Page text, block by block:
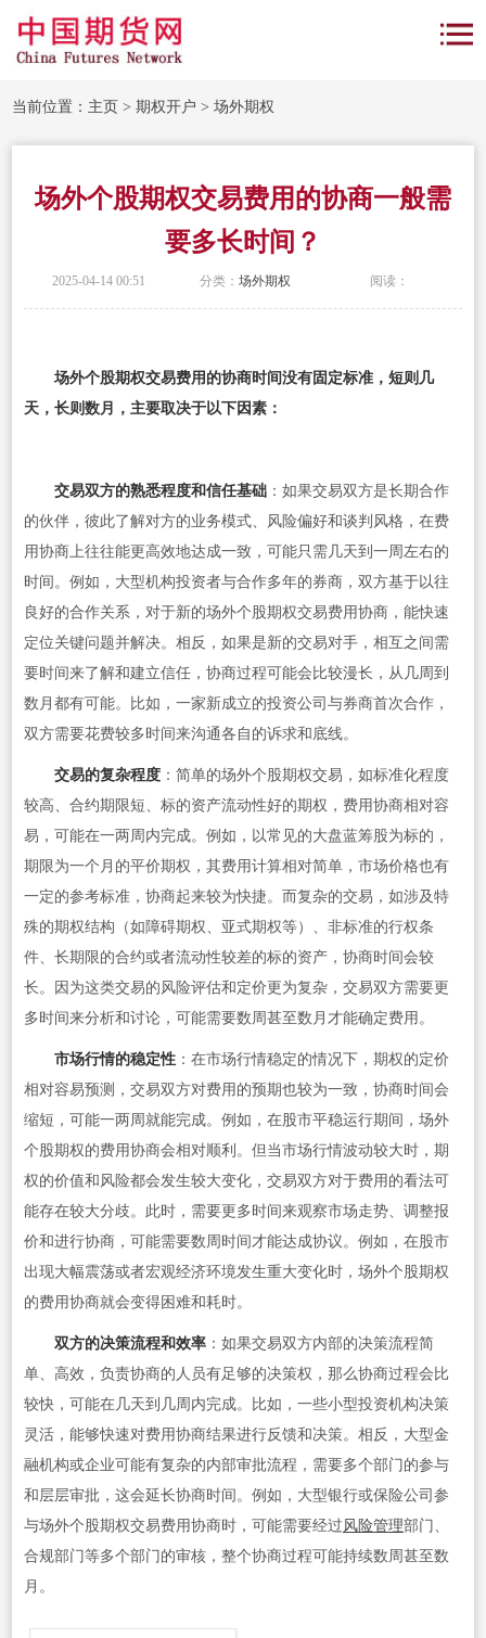
当前位置： 主页 >期权开户 >场外期权
场外个股期权交易费用的协商一般需
要多长时间？
2025-04-14 00:51 分类： 场外期权 阅读：
场外个股期权交易费用的协商时间没有固定标准，短则几
天，长则数月，主要取决于以下因素：
交易双方的熟悉程度和信任基础：如果交易双方是长期合作
的伙伴，彼此了解对方的业务模式、风险偏好和谈判风格，在费
用协商上往往能更高效地达成一致，可能只需几天到一周左右的
时间。例如，大型机构投资者与合作多年的券商，双方基于以往
良好的合作关系，对于新的场外个股期权交易费用协商，能快速
定位关键问题并解决。相反，如果是新的交易对手，相互之间需
要时间来了解和建立信任，协商过程可能会比较漫长，从几周到
数月都有可能。比如，一家新成立的投资公司与券商首次合作，
双方需要花费较多时间来沟通各自的诉求和底线。
交易的复杂程度：简单的场外个股期权交易，如标准化程度
较高、合约期限短、标的资产流动性好的期权，费用协商相对容
易，可能在一两周内完成。例如，以常见的大盘蓝筹股为标的，
期限为一个月的平价期权，其费用计算相对简单，市场价格也有
一定的参考标准，协商起来较为快捷。而复杂的交易，如涉及特
殊的期权结构（如障碍期权、亚式期权等）、非标准的行权条
件、长期限的合约或者流动性较差的标的资产，协商时间会较
长。因为这类交易的风险评估和定价更为复杂，交易双方需要更
多时间来分析和讨论，可能需要数周甚至数月才能确定费用。
市场行情的稳定性：在市场行情稳定的情况下，期权的定价
相对容易预测，交易双方对费用的预期也较为一致，协商时间会
缩短，可能一两周就能完成。例如，在股市平稳运行期间，场外
个股期权的费用协商会相对顺利。但当市场行情波动较大时，期
权的价值和风险都会发生较大变化，交易双方对于费用的看法可
能存在较大分歧。此时，需要更多时间来观察市场走势、调整报
价和进行协商，可能需要数周时间才能达成协议。例如，在股市
出现大幅震荡或者宏观经济环境发生重大变化时，场外个股期权
的费用协商就会变得困难和耗时。
双方的决策流程和效率：如果交易双方内部的决策流程简
单、高效，负责协商的人员有足够的决策权，那么协商过程会比
较快，可能在几天到几周内完成。比如，一些小型投资机构决策
灵活，能够快速对费用协商结果进行反馈和决策。相反，大型金
融机构或企业可能有复杂的内部审批流程，需要多个部门的参与
和层层审批，这会延长协商时间。例如，大型银行或保险公司参
与场外个股期权交易费用协商时，可能需要经过 风险管理部门、
合规部门等多个部门的审核，整个协商过程可能持续数周甚至数
月。